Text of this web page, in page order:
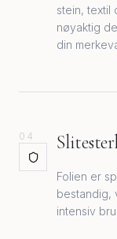
stein, textil
nøyaktig
din
04
Folien er
bestandig,
intensiv